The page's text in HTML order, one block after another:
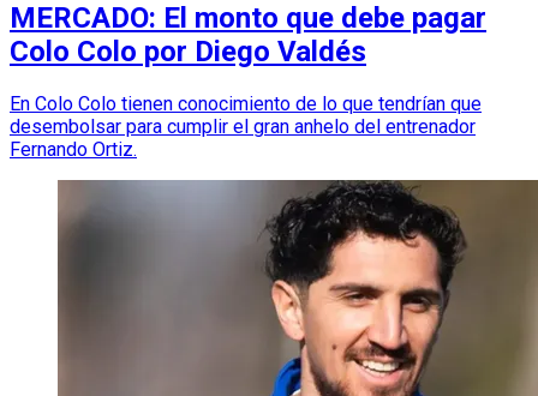
MERCADO: El monto que debe pagar
Colo Colo por Diego Valdés
En Colo Colo tienen conocimiento de lo que tendrían que
desembolsar para cumplir el gran anhelo del entrenador
Fernando Ortiz.